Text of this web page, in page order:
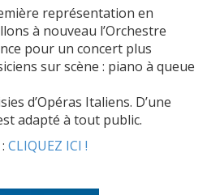
représentation en
à nouveau l’Orchestre
pour un concert plus
sur scène : piano à queue
d’Opéras Italiens. D’une
adapté à tout public.
CLIQUEZ ICI !